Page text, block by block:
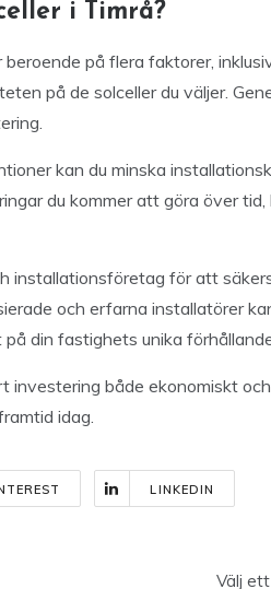
i Timrå?
på flera faktorer,
på de solceller du väljer.
kan du minska
du kommer att göra över tid,
installationsföretag för att
och erfarna installatörer
din fastighets unika
investering både ekonomiskt
idag.
LINKEDIN
Välj